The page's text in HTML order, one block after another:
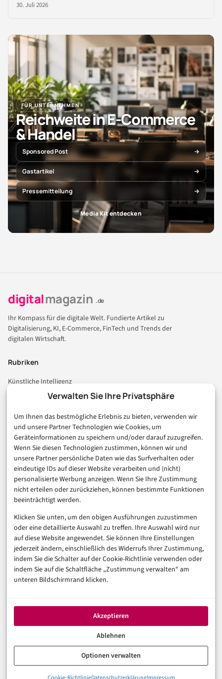
Verwalten Sie Ihre Privatsphäre
Um Ihnen das bestmögliche Erlebnis zu bieten, verwenden wir
und unsere Partner Technologien wie Cookies, um
Geräteinformationen zu speichern und/oder darauf zuzugreifen.
Wenn Sie diesen Technologien zustimmen, können wir und
unsere Partner persönliche Daten wie das Surfverhalten oder
eindeutige IDs auf dieser Website verarbeiten und (nicht)
personalisierte Werbung anzeigen. Wenn Sie Ihre Zustimmung
nicht erteilen oder zurückziehen, können bestimmte Funktionen
beeinträchtigt werden.
Klicken Sie unten, um den obigen Ausführungen zuzustimmen
oder eine detaillierte Auswahl zu treffen. Ihre Auswahl wird nur
auf diese Website angewendet. Sie können Ihre Einstellungen
jederzeit ändern, einschließlich des Widerrufs Ihrer Zustimmung,
indem Sie die Schalter auf der Cookie-Richtlinie verwenden oder
indem Sie auf die Schaltfläche „Zustimmung verwalten“ am
unteren Bildschirmrand klicken.
Akzeptieren
Ablehnen
Optionen verwalten
30. Juli 2026
FÜR UNTERNEHMEN
Reichweite in E-Commerce
& Handel
Sponsored Post
Gastartikel
Pressemitteilung
Media Kit entdecken
digitalmagazin .de
Ihr Kompass für die digitale Welt. Fundierte Artikel zu
Digitalisierung, KI, E-Commerce, FinTech und Trends der
digitalen Wirtschaft.
Rubriken
Künstliche Intelligenz
Technologie & IT
Consumer & Digital Life
Marketing
Finanzen & FinTech
Business & Karriere
Sicherheit & Recht
Digitalisierung
Marketing
Magazin
Unsere Redaktion
Werbeformate & Media Kit
Rechtliches
Datenschutzerklärung (EU)
Cookie-Richtlinie (EU)